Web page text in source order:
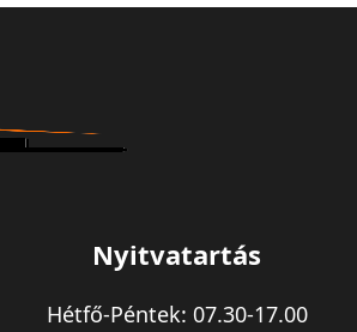
Nyitvatartás
Hétfő-Péntek: 07.30-17.00